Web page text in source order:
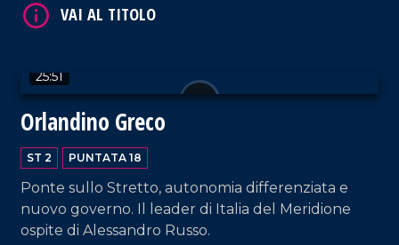
25:51
Orlandino Greco
ST 2 PUNTATA 18
Ponte sullo Stretto, autonomia differenziata e
nuovo governo. Il leader di Italia del Meridione
ospite di Alessandro Russo.
VAI AL TITOLO